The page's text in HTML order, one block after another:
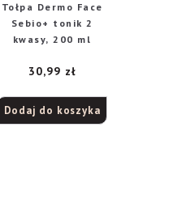
Tołpa Dermo Face
Sebio+ tonik 2
kwasy, 200 ml
30,99 zł
Dodaj do koszyka